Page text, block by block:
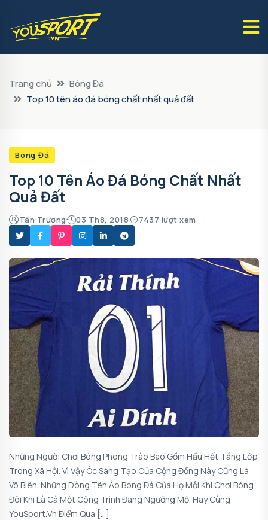
Trang chủ
Bóng Đá
Top 10 tên áo đá bóng chất nhất quả đất
Bóng Đá
Top 10 Tên Áo Đá Bóng Chất Nhất
Quả Đất
Tân Trương 03 Th8, 2018 7437 lượt xem
Những Người Chơi Bóng Phong Trào Bao Gồm Hầu Hết Tầng Lớp
Trong Xã Hội. Vì Vậy Óc Sáng Tạo Của Cộng Đồng Này Cũng Là
Vô Biên. Những Dòng Tên Áo Bóng Đá Của Họ Mỗi Khi Chơi Bóng
Đôi Khi Là Cả Một Công Trình Đáng Ngưỡng Mộ. Hãy Cùng
YouSport.vn Điểm Qua […]